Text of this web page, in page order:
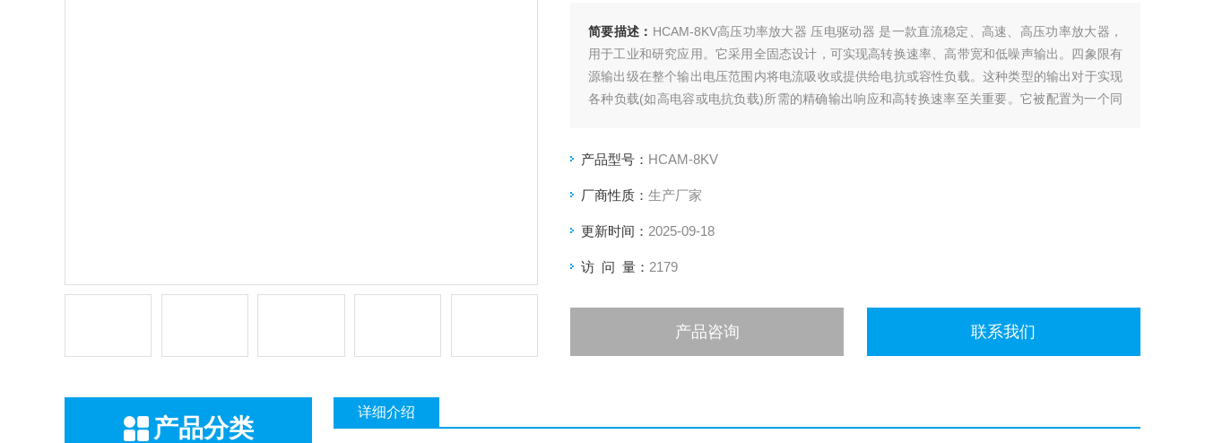
简要描述： HCAM-8KV高压功率放大器 压电驱动器 是一款直流稳定、高速、高压功率放大器，
用于工业和研究应用。它采用全固态设计，可实现高转换速率、高带宽和低噪声输出。四象限有
源输出级在整个输出电压范围内将电流吸收或提供给电抗或容性负载。这种类型的输出对于实现
各种负载(如高电容或电抗负载)所需的精确输出响应和高转换速率至关重要。它被配置为一个同
产品型号： HCAM-8KV
厂商性质： 生产厂家
更新时间： 2025-09-18
访 问 量： 2179
产品咨询 联系我们
产品分类
详细介绍